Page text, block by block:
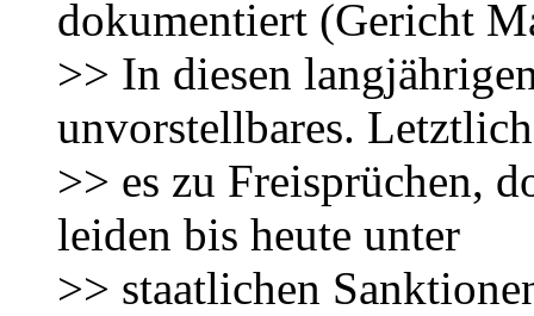
dokumentiert (Gericht
>> In diesen
unvorstellbares.
>> es zu Freisprüchen,
leiden bis heute unter
>> staatlichen